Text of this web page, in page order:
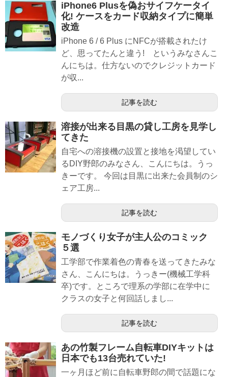
iPhone6 Plusを偽おサイフケータイ
化! ケースをカード収納タイプに簡単
改造
iPhone 6 / 6 Plus にNFCが搭載されたけ
ど、思ってたんと違う! というみなさんこ
んにちは。仕方ないのでクレジットカード
が収...
記事を読む
溶接が出来る目黒の貸し工房を見学し
てきた
自宅への溶接機の設置と接地を渇望してい
るDIY野郎のみなさん、こんにちは。うっ
きーです。 今回は目黒に出来た会員制のシ
ェア工房...
記事を読む
モノづくり女子が主人公のコミック
５選
工学部で作業着色の青春を送ってきたみな
さん、こんにちは。うっきー(機械工学科
卒)です。ところで理系の学部に在学中に
クラスの女子と何回話しまし...
記事を読む
あの竹製フレーム自転車DIYキットは
日本でも13台売れていた!
一ヶ月ほど前に自転車野郎の間で話題にな